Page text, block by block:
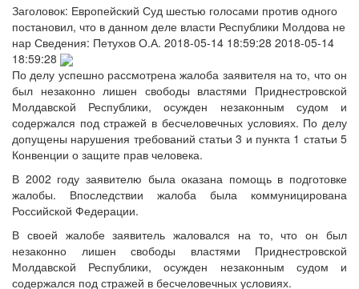
Заголовок: Европейский Суд шестью голосами против одного
постановил, что в данном деле власти Республики Молдова не
нар Сведения: Петухов О.А. 2018-05-14 18:59:28 2018-05-14
18:59:28
По делу успешно рассмотрена жалоба заявителя на то, что он
был незаконно лишен свободы властями Приднестровской
Молдавской Республики, осужден незаконным судом и
содержался под стражей в бесчеловечных условиях. По делу
допущены нарушения требований статьи 3 и пункта 1 статьи 5
Конвенции о защите прав человека.
В 2002 году заявителю была оказана помощь в подготовке
жалобы. Впоследствии жалоба была коммуницирована
Российской Федерации.
В своей жалобе заявитель жаловался на то, что он был
незаконно лишен свободы властями Приднестровской
Молдавской Республики, осужден незаконным судом и
содержался под стражей в бесчеловечных условиях.